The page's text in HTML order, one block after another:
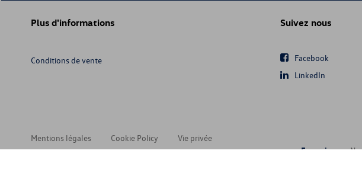
Plus d'informations
Conditions de vente
Suivez nous
Facebook
LinkedIn
Mentions légales Cookie Policy
Vie privée
Français